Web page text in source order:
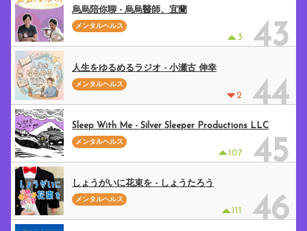
3 43
烏烏陪你聊 - 烏烏醫師、宜蘭
メンタルヘルス
2 44
人生をゆるめるラジオ - 小瀬古 伸幸
メンタルヘルス
107 45
Sleep With Me - Silver Sleeper Productions LLC
メンタルヘルス
111 46
しょうがいに花束を - しょうたろう
メンタルヘルス